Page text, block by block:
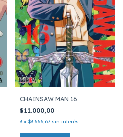
CHAINSAW MAN 16
$11.000,00
3 x $3.666,67 sin interés